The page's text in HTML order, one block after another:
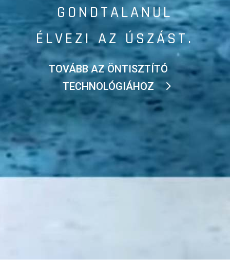
GONDTALANUL
ÉLVEZI AZ ÚSZÁST.
TOVÁBB AZ ÖNTISZTÍTÓ
TECHNOLÓGIÁHOZ